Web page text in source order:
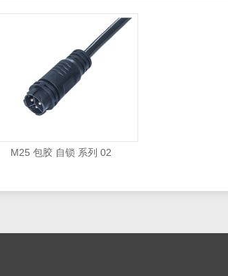
M25 包胶 自锁 系列 02